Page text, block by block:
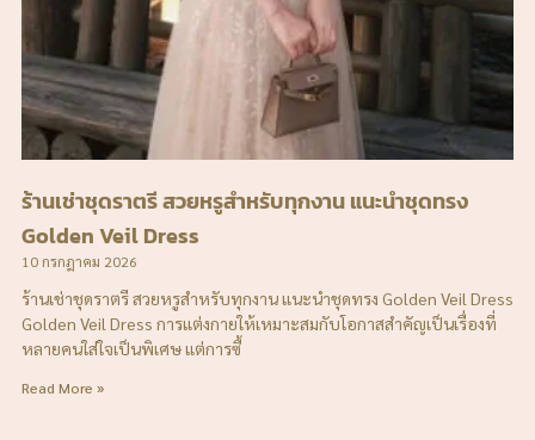
ร้านเช่าชุดราตรี สวยหรูสำหรับทุกงาน แนะนำชุดทรง
Golden Veil Dress
10 กรกฎาคม 2026
ร้านเช่าชุดราตรี สวยหรูสำหรับทุกงาน แนะนำชุดทรง Golden Veil Dress
Golden Veil Dress การแต่งกายให้เหมาะสมกับโอกาสสำคัญเป็นเรื่องที่
หลายคนใส่ใจเป็นพิเศษ แต่การซื้
Read More »